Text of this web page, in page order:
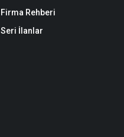
Firma Rehberi
Seri İlanlar